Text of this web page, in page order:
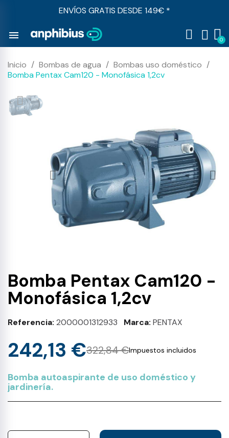
ENVÍOS GRATIS DESDE 149€ *
menu
Inicio Bombas de agua
Bombas uso doméstico
Bomba Pentax Cam120 - Monofásica 1,2cv
Bomba Pentax Cam120 -
Monofásica 1,2cv
Referencia 2000001312933 Marca PENTAX
322,84 €
242,13 € Impuestos incluidos
Bomba autoaspirante de uso doméstico y
jardinería.